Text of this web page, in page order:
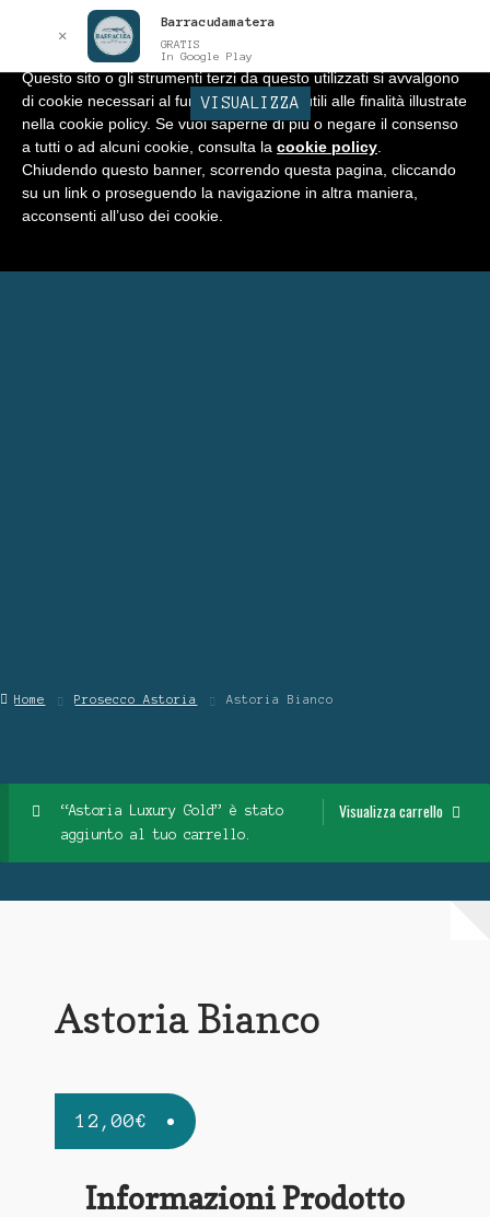
Vai
alla
navigazione
Vai
al
contenuto
BARRACUDA Menu
Home
Negozio
Home Prosecco Astoria Astoria Bianco
Visualizza carrello
“Astoria Luxury Gold” è stato
aggiunto al tuo carrello.
Astoria Bianco
12,00€
Informazioni Prodotto
✕
Barracudamatera
GRATIS
In Google Play
VISUALIZZA
Informativa
Questo sito o gli strumenti terzi da questo utilizzati si avvalgono
di cookie necessari al funzionamento ed utili alle finalità illustrate
nella cookie policy. Se vuoi saperne di più o negare il consenso
a tutti o ad alcuni cookie, consulta la cookie policy
Chiudendo questo banner, scorrendo questa pagina, cliccando
su un link o proseguendo la navigazione in altra maniera,
acconsenti all’uso dei cookie.